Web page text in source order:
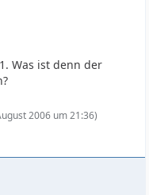
Was ist denn der
2006 um 21:36)